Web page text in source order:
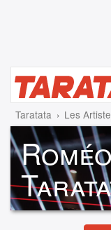
Taratata Les